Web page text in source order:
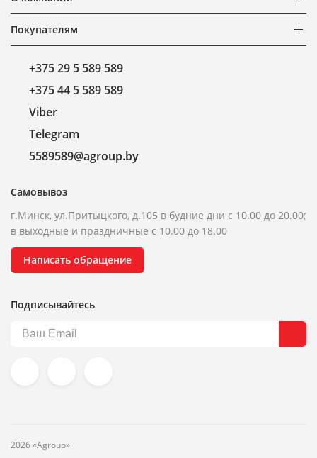
Покупателям
+375 29 5 589 589
+375 44 5 589 589
Viber
Telegram
5589589@agroup.by
Самовывоз
г.Минск, ул.Притыцкого, д.105 в будние дни с 10.00 до 20.00;
в выходные и праздничные с 10.00 до 18.00
Написать обращение
Подписывайтесь
2026 «Agroup»